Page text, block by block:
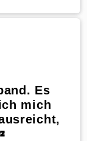
Es
mich